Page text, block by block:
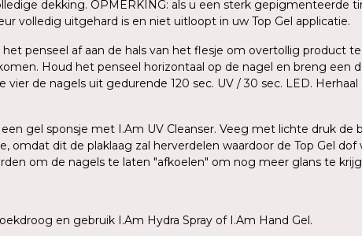
dekking. OPMERKING: als u een sterk gepigmenteerde
volledig uitgehard is en niet uitloopt in uw Top Gel applicatie.
penseel af aan de hals van het flesje om overtollig product
Houd het penseel horizontaal op de nagel en breng een
de nagels uit gedurende 120 sec. UV / 30 sec. LED.
gel sponsje met I.Am UV Cleanser. Veeg met lichte druk
dit de plaklaag zal herverdelen waardoor de Top Gel dof
om de nagels te laten "afkoelen" om nog meer glans te
en gebruik I.Am Hydra Spray of I.Am Hand Gel.